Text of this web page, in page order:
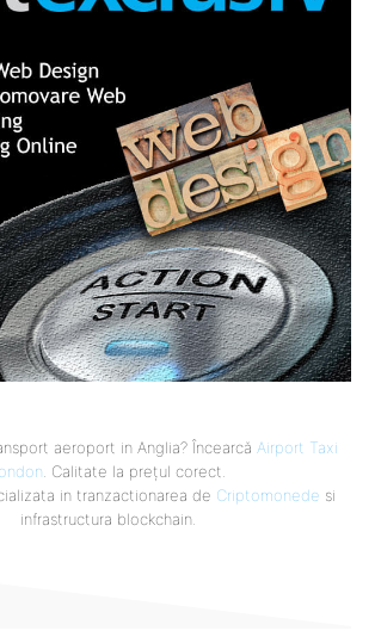
aeroport in Anglia? Încearcă Airport Taxi
. Calitate la prețul corect.
in tranzactionarea de Criptomonede si
infrastructura blockchain.